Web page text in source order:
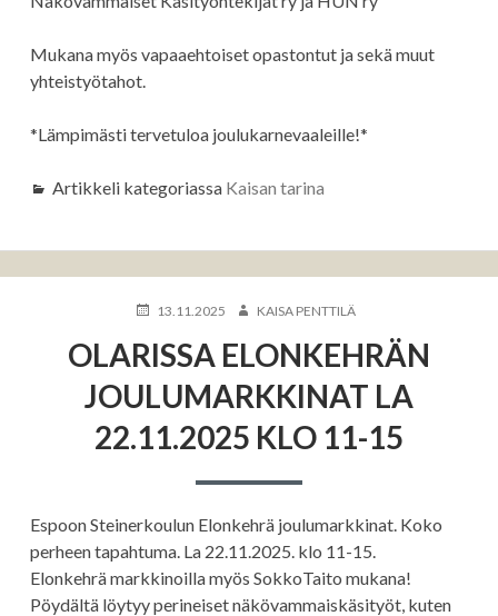
Mukana myös vapaaehtoiset opastontut ja sekä muut
yhteistyötahot.
*Lämpimästi tervetuloa joulukarnevaaleille!*
Artikkeli kategoriassa Kaisan tarina
KIRJOITETTU
13.11.2025 KIRJOITTAJA
KAISA PENTTILÄ
OLARISSA ELONKEHRÄN
JOULUMARKKINAT LA
22.11.2025 KLO 11-15
Espoon Steinerkoulun Elonkehrä joulumarkkinat. Koko
perheen tapahtuma. La 22.11.2025. klo 11-15.
Elonkehrä markkinoilla myös SokkoTaito mukana!
Pöydältä löytyy perineiset näkövammaiskäsityöt, kuten